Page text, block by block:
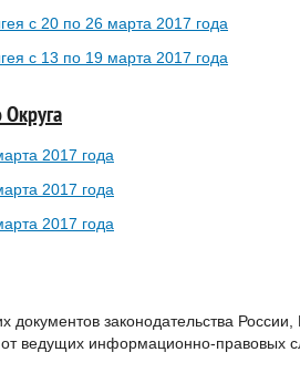
с 20 по 26 марта 2017 года
с 13 по 19 марта 2017 года
2017 года
2017 года
2017 года
законодательства России,
ведущих информационно-правовых